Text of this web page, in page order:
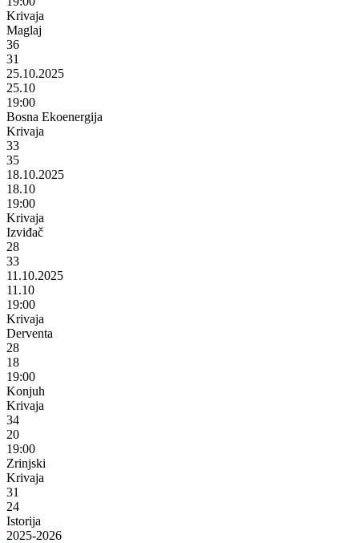
Krivaja
Maglaj
36
31
25.10.2025
25.10
19:00
Bosna Ekoenergija
Krivaja
33
35
18.10.2025
18.10
19:00
Krivaja
Izviđač
28
33
11.10.2025
11.10
19:00
Krivaja
Derventa
28
18
19:00
Konjuh
Krivaja
34
20
19:00
Zrinjski
Krivaja
31
24
Istorija
2025-2026